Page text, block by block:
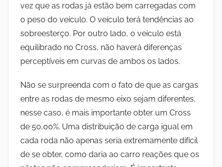
vez que as rodas já estão bem carregadas com
o peso do veículo. O veículo terá tendências ao
sobreesterço. Por outro lado, o veículo está
equilibrado no Cross, não haverá diferenças
perceptíveis em curvas de ambos os lados.
Não se surpreenda com o fato de que as cargas
entre as rodas de mesmo eixo sejam diferentes,
nesse caso, é mais importante obter um Cross
de 50,00%. Uma distribuição de carga igual em
cada roda não apenas seria extremamente difícil
de se obter, como daria ao carro reações que os